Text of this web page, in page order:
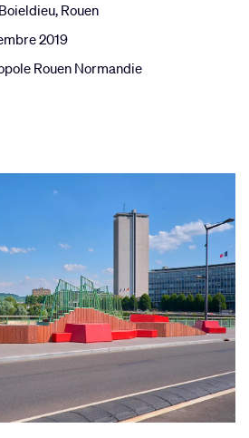
Rouen
2019
Rouen Normandie